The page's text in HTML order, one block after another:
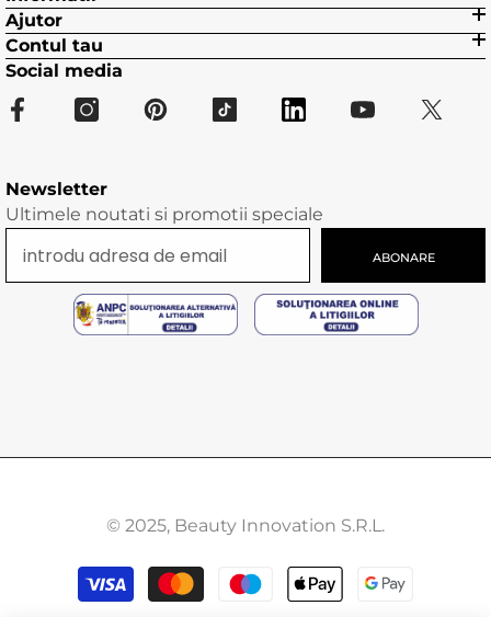
Ajutor
Contul tau
Social media
Newsletter
Ultimele noutati si promotii speciale
ABONARE
© 2025, Beauty Innovation S.R.L.
Modalitati
de